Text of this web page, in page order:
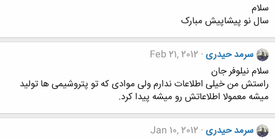
سلام
سال نو پیشاپیش مبارک
سرمد حیدری Feb 21, 2012
سلام نیلوفر جان
راستش من خیلی اطلاعات ندارم ولی موادی که تو پتروشیمی ها تولید
میشه معمولا اطلاعاتش رو میشه پیدا کرد.
سرمد حیدری Jan 10, 2012